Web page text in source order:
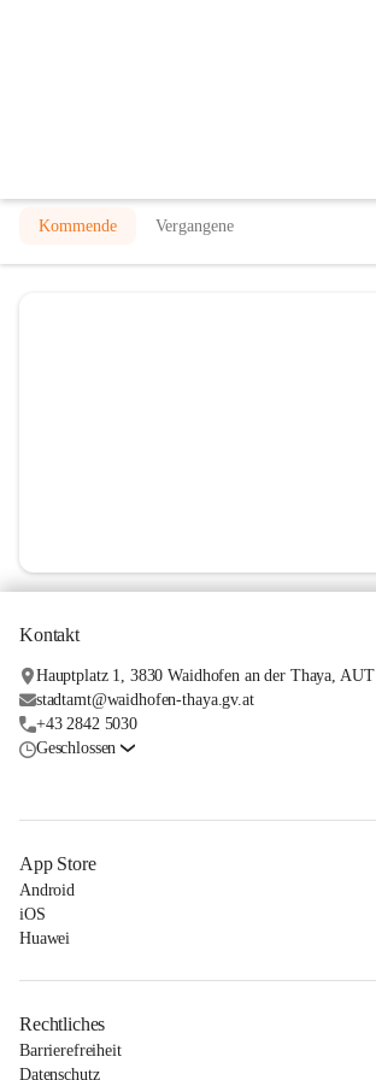
Kommende Vergangene
Kontakt
Hauptplatz 1, 3830 Waidhofen an der Thaya, AUT
stadtamt@waidhofen-thaya.gv.at
+43 2842 5030
Geschlossen
App Store
Android
iOS
Huawei
Rechtliches
Barrierefreiheit
Datenschutz